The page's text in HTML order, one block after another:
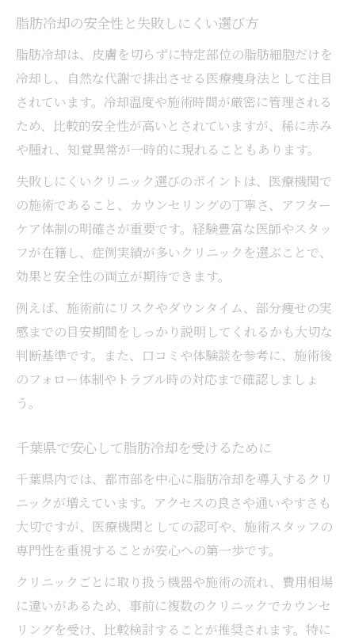
脂肪冷却の安全性と失敗しにくい選び方
脂肪冷却は、皮膚を切らずに特定部位の脂肪細胞だけを
冷却し、自然な代謝で排出させる医療痩身法として注目
されています。冷却温度や施術時間が厳密に管理される
ため、比較的安全性が高いとされていますが、稀に赤み
や腫れ、知覚異常が一時的に現れることもあります。
失敗しにくいクリニック選びのポイントは、医療機関で
の施術であること、カウンセリングの丁寧さ、アフター
ケア体制の明確さが重要です。経験豊富な医師やスタッ
フが在籍し、症例実績が多いクリニックを選ぶことで、
効果と安全性の両立が期待できます。
例えば、施術前にリスクやダウンタイム、部分痩せの実
感までの目安期間をしっかり説明してくれるかも大切な
判断基準です。また、口コミや体験談を参考に、施術後
のフォロー体制やトラブル時の対応まで確認しましょ
う。
千葉県で安心して脂肪冷却を受けるために
千葉県内では、都市部を中心に脂肪冷却を導入するクリ
ニックが増えています。アクセスの良さや通いやすさも
大切ですが、医療機関としての認可や、施術スタッフの
専門性を重視することが安心への第一歩です。
クリニックごとに取り扱う機器や施術の流れ、費用相場
に違いがあるため、事前に複数のクリニックでカウンセ
リングを受け、比較検討することが推奨されます。特に